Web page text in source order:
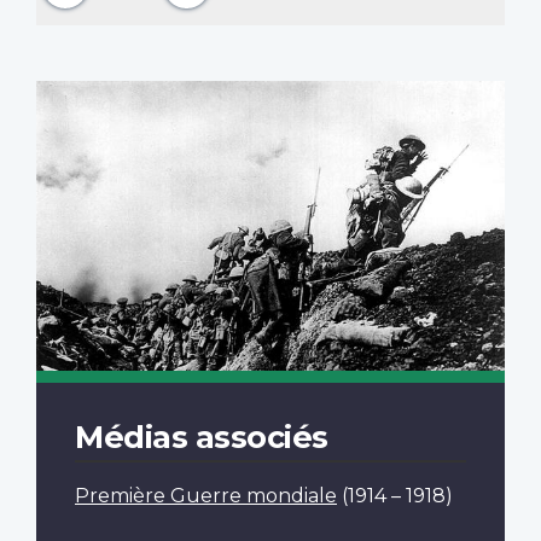
Médias associés
Première Guerre mondiale (1914 – 1918)